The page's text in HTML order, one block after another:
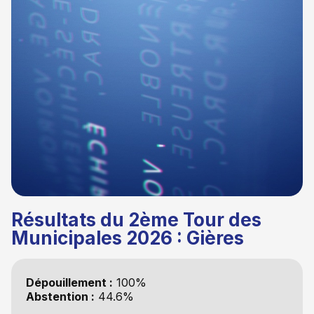
Résultats du 2ème Tour des
Municipales 2026 : Gières
Dépouillement : 100%
Abstention : 44.6%